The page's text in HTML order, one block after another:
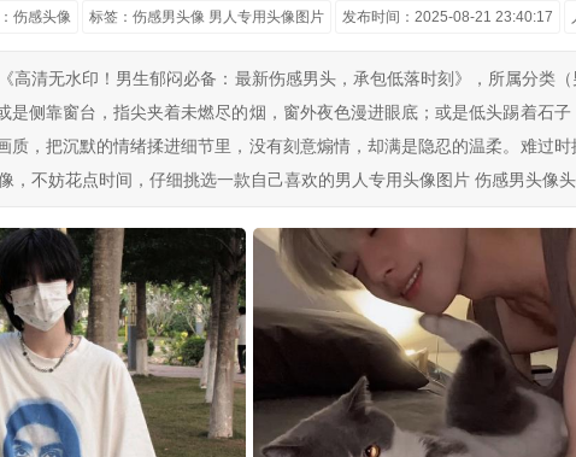
伤感头像 标签： 伤感男头像 男人专用头像图片 发布时间：2025-08-21 23:40:17
清无水印！男生郁闷必备：最新伤感男头，承包低落时刻》，所属分类
侧靠窗台，指尖夹着未燃尽的烟，窗外夜色漫进眼底；或是低头踢着石
，把沉默的情绪揉进细节里，没有刻意煽情，却满是隐忍的温柔。难过
不妨花点时间，仔细挑选一款自己喜欢的男人专用头像图片 伤感男头像头